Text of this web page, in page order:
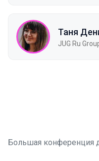
Таня
JUG Ru
Большая конференция